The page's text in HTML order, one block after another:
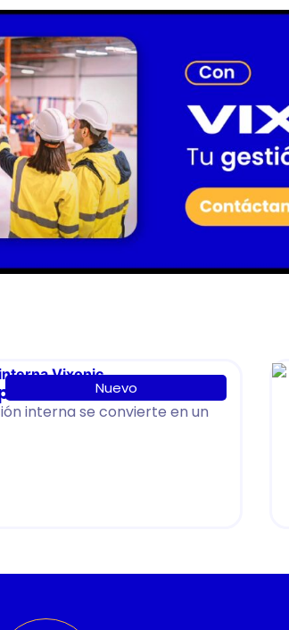
Nuevo
2026
interna se convierte en un